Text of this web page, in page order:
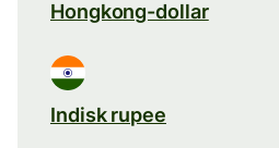
Hongkong-dollar
Indisk rupee